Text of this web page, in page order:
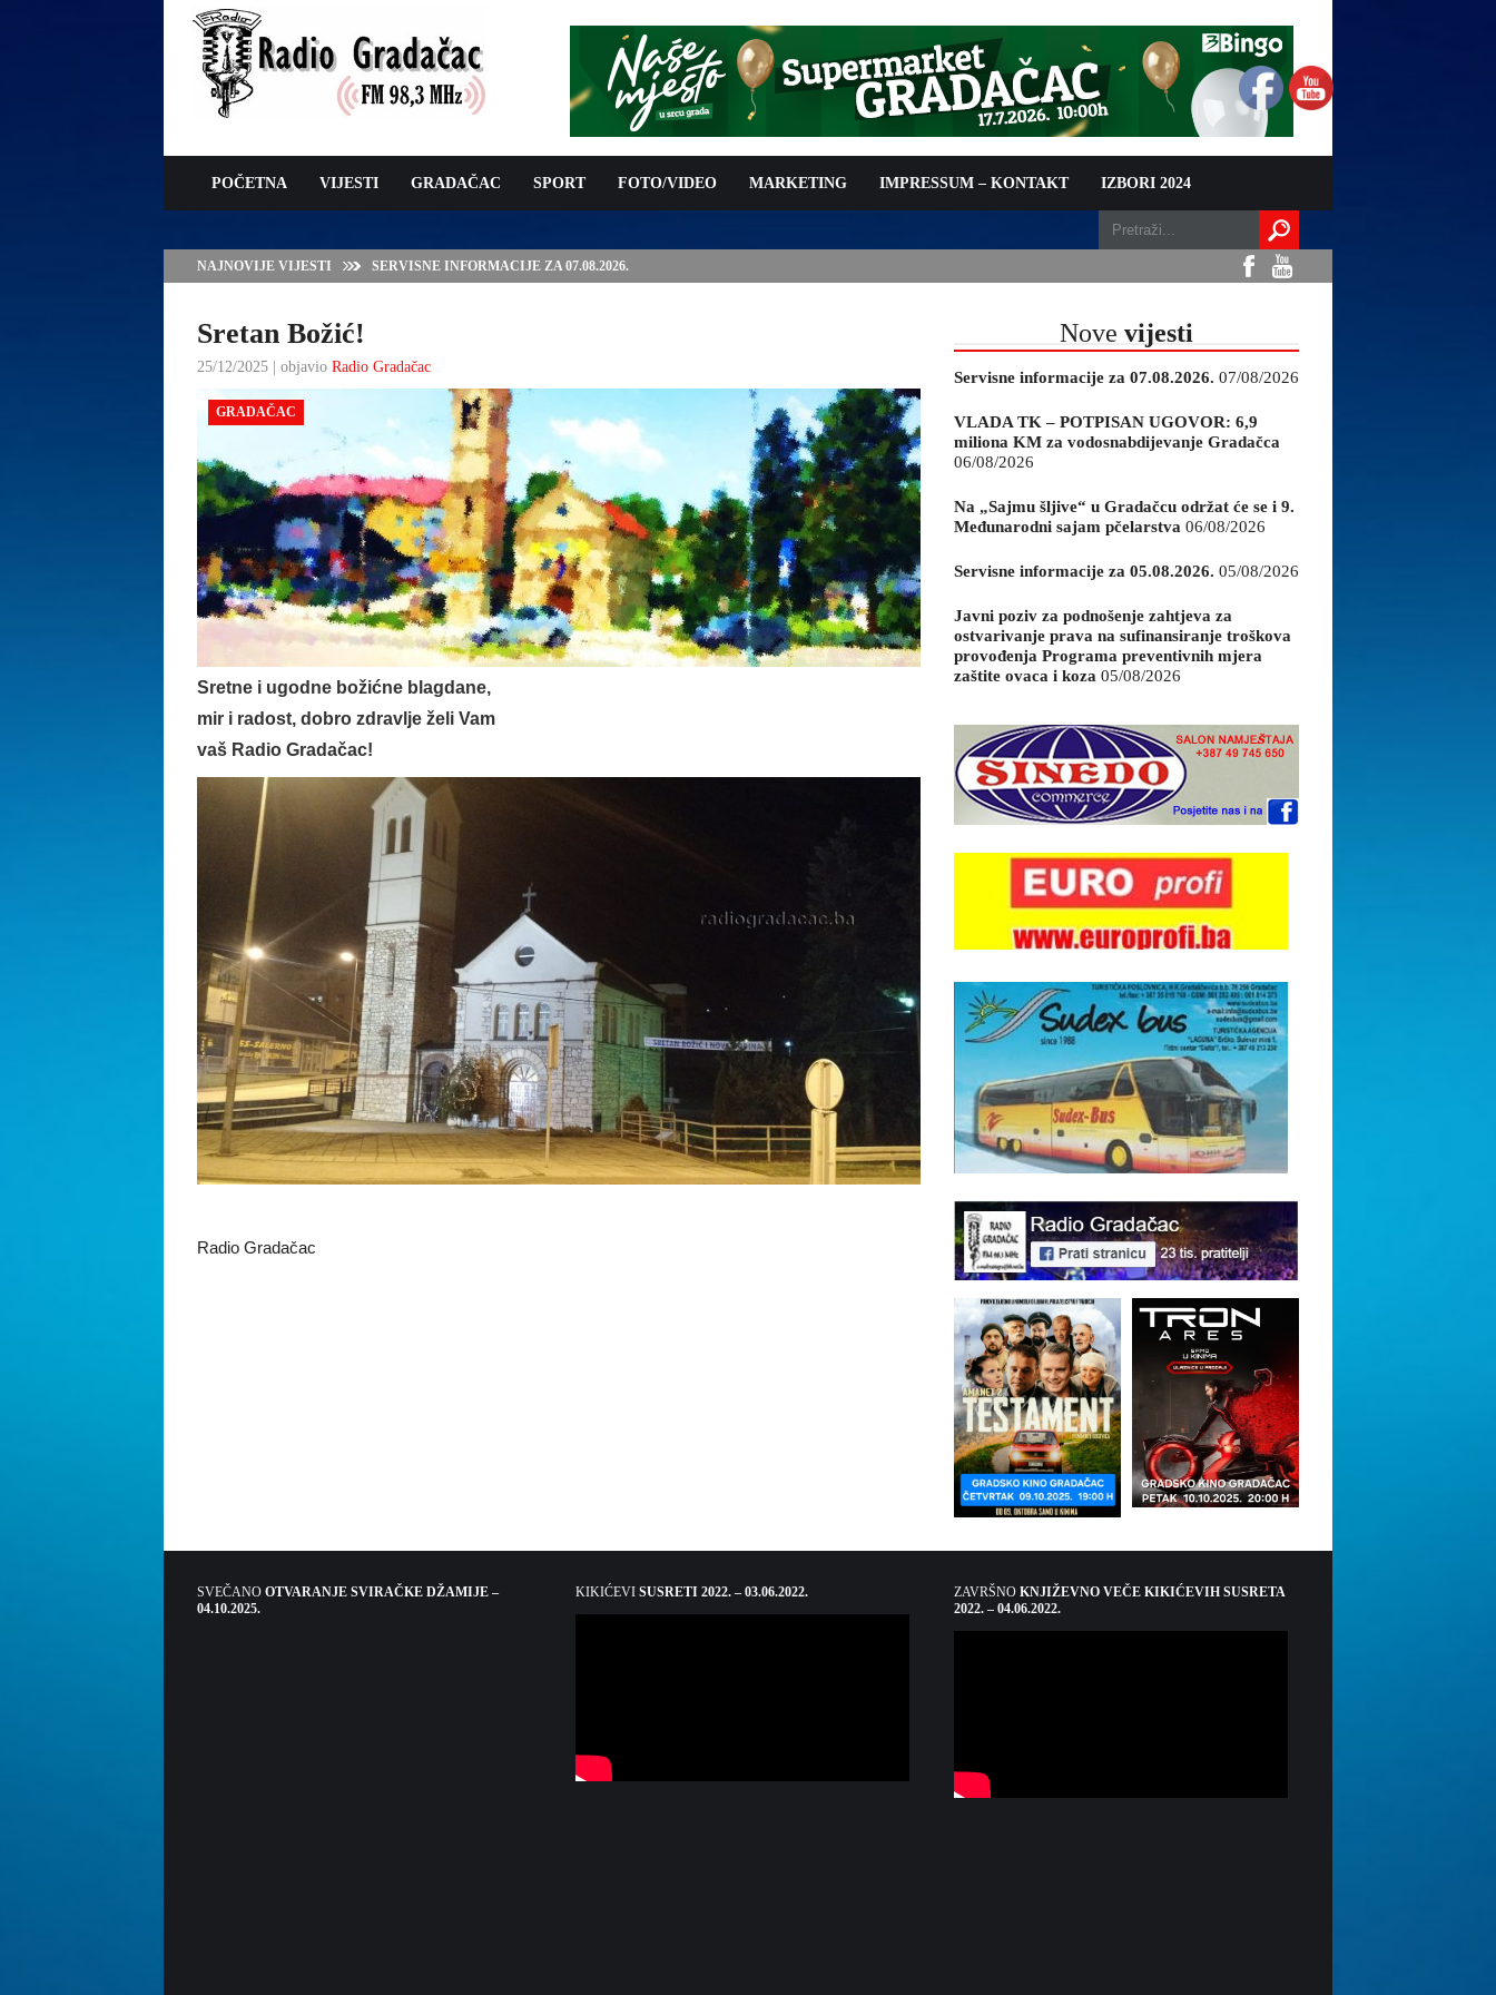
POČETNA VIJESTI GRADAČAC SPORT FOTO/VIDEO MARKETING IMPRESSUM – KONTAKT IZBORI 2024
NAJNOVIJE VIJESTI
VLADA TK – POTPISAN UGOVOR: 6,9 MILIONA KM ZA VODOSNABDIJEVANJE
GRADAČCA
Sretan Božić!
25/12/2025 | objavio Radio Gradačac
GRADAČAC
Sretne i ugodne božićne blagdane,
mir i radost, dobro zdravlje želi Vam
vaš Radio Gradačac!
Radio Gradačac
Nove vijesti
Servisne informacije za 07.08.2026. 07/08/2026
VLADA TK – POTPISAN UGOVOR: 6,9
miliona KM za vodosnabdijevanje Gradačca
06/08/2026
Na „Sajmu šljive“ u Gradačcu održat će se i 9.
Međunarodni sajam pčelarstva 06/08/2026
Servisne informacije za 05.08.2026. 05/08/2026
Javni poziv za podnošenje zahtjeva za
ostvarivanje prava na sufinansiranje troškova
provođenja Programa preventivnih mjera
zaštite ovaca i koza 05/08/2026
SVEČANO OTVARANJE SVIRAČKE DŽAMIJE –
04.10.2025.
KIKIĆEVI SUSRETI 2022. – 03.06.2022. ZAVRŠNO KNJIŽEVNO VEČE KIKIĆEVIH SUSRETA
2022. – 04.06.2022.